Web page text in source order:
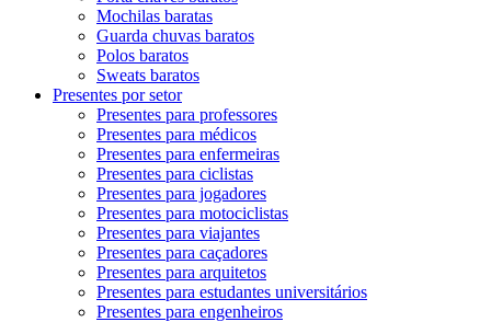
Mochilas baratas
Guarda chuvas baratos
Polos baratos
Sweats baratos
Presentes por setor
Presentes para professores
Presentes para médicos
Presentes para enfermeiras
Presentes para ciclistas
Presentes para jogadores
Presentes para motociclistas
Presentes para viajantes
Presentes para caçadores
Presentes para arquitetos
Presentes para estudantes universitários
Presentes para engenheiros